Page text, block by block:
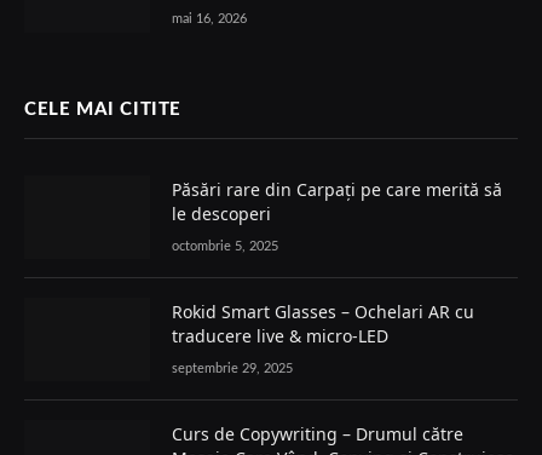
mai 16, 2026
CELE MAI CITITE
Păsări rare din Carpați pe care merită să
le descoperi
octombrie 5, 2025
Rokid Smart Glasses – Ochelari AR cu
traducere live & micro-LED
septembrie 29, 2025
Curs de Copywriting – Drumul către